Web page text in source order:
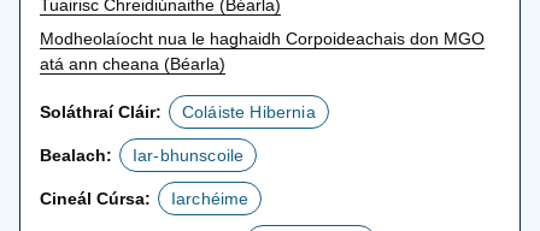
Tuairisc Chreidiúnaithe (Béarla)
Modheolaíocht nua le haghaidh Corpoideachais don MGO
atá ann cheana (Béarla)
Soláthraí Cláir: Coláiste Hibernia
Bealach: Iar-bhunscoile
Cineál Cúrsa: Iarchéime